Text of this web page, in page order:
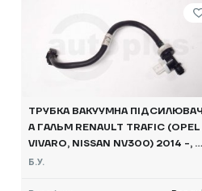
ТРУБКА ВАКУУМНА ПІДСИЛЮВАЧ
А ГАЛЬМ RENAULT TRAFIC (OPEL
VIVARO, NISSAN NV300) 2014 -, 4
74013329R Б/В
Б.У.